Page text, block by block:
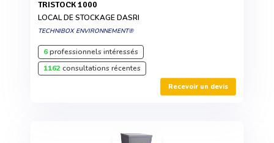
TRISTOCK 1000
LOCAL DE STOCKAGE DASRI
TECHNIBOX ENVIRONNEMENT®
6professionnels intéressés
1162consultations récentes
Recevoir un devis